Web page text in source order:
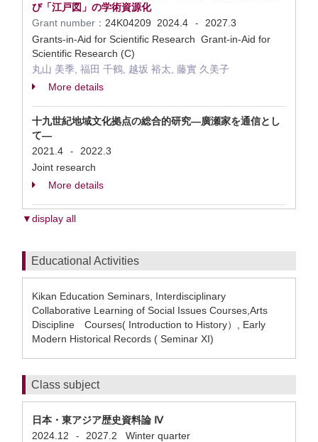
び「江戸図」の学術資源化
Grant number： 24K04209 2024.4 -
2027.3
Grants-in-Aid for Scientific Research Grant-in-Aid for
Scientific Research (C)
丸山 美季, 福田 千鶴, 越坂 裕太, 藤實 久美子
More details
十九世紀地域文化拠点の総合的研究―廣瀬家を通信とし
て―
2021.4
-
2022.3
Joint research
More details
▼display all
Educational Activities
Kikan Education Seminars, Interdisciplinary
Collaborative Learning of Social Issues Courses,Arts
Discipline Courses( Introduction to History）, Early
Modern Historical Records ( Seminar XI)
Class subject
日本・東アジア歴史資料論 Ⅳ
2024.12
- 2027.2 Winter quarter